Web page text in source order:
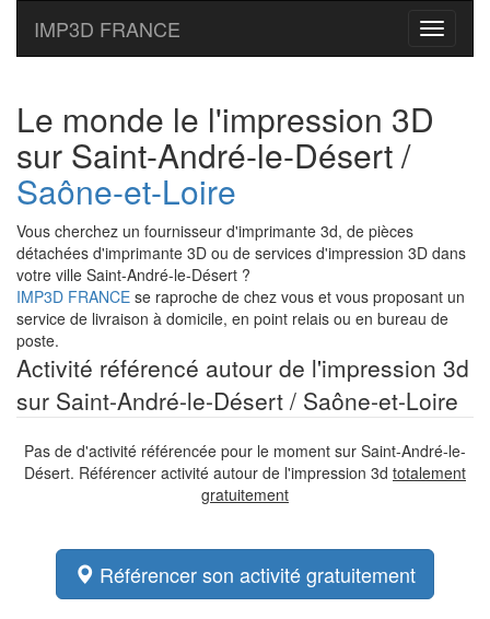
Toggle
IMP3D FRANCE
Le monde le l'impression 3D
sur Saint-André-le-Désert /
Saône-et-Loire
Vous cherchez un fournisseur d'imprimante 3d, de pièces
détachées d'imprimante 3D ou de services d'impression 3D dans
votre ville Saint-André-le-Désert ?
IMP3D FRANCE se raproche de chez vous et vous proposant un
service de livraison à domicile, en point relais ou en bureau de
poste.
Activité référencé autour de l'impression 3d
sur Saint-André-le-Désert / Saône-et-Loire
Pas de d'activité référencée pour le moment sur Saint-André-le-
Désert. Référencer activité autour de l'impression 3d totalement
gratuitement
Référencer son activité gratuitement